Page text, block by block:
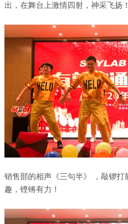
出，在舞台上激情四射，神采飞扬！
销售部的相声《三句半》 ，敲锣打
趣，铿锵有力！